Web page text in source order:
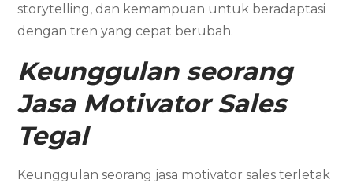
storytelling, dan kemampuan untuk beradaptasi
dengan tren yang cepat berubah.
Keunggulan seorang
Jasa Motivator Sales
Tegal
Keunggulan seorang jasa motivator sales terletak